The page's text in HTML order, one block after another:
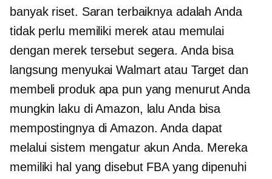
banyak riset. Saran terbaiknya adalah Anda
tidak perlu memiliki merek atau memulai
dengan merek tersebut segera. Anda bisa
langsung menyukai Walmart atau Target dan
membeli produk apa pun yang menurut Anda
mungkin laku di Amazon, lalu Anda bisa
mempostingnya di Amazon. Anda dapat
melalui sistem mengatur akun Anda. Mereka
memiliki hal yang disebut FBA yang dipenuhi